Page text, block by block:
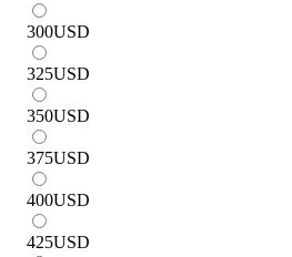
300USD
325USD
350USD
375USD
400USD
425USD